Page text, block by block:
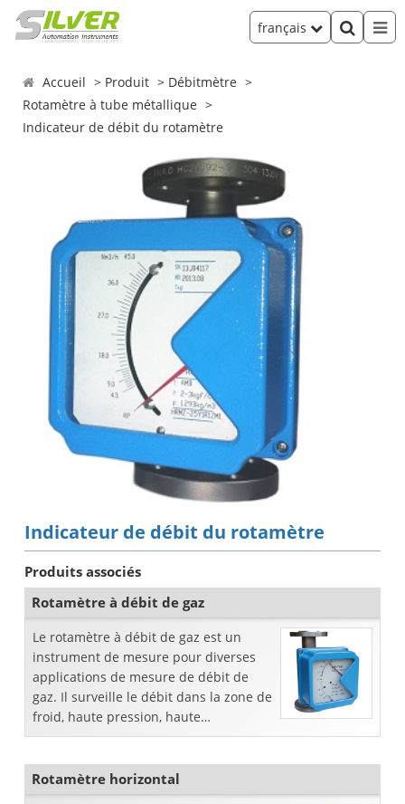
français
Accueil Produit
Débitmètre
Rotamètre à tube métallique
Indicateur de débit du rotamètre
Indicateur de débit du rotamètre
Produits associés
Rotamètre à débit de gaz
Le rotamètre à débit de gaz est un
instrument de mesure pour diverses
applications de mesure de débit de
gaz. Il surveille le débit dans la zone de
froid, haute pression, haute
température et autres situations
Rotamètre horizontal